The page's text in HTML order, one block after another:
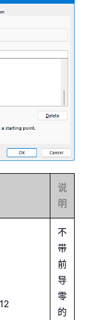
说
明
不
带
前
导
零
的